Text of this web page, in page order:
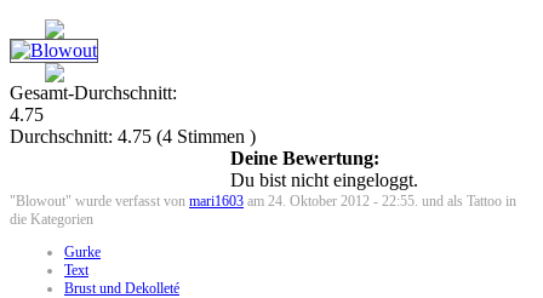
Gesamt-Durchschnitt:
4.75
Durchschnitt: 4.75 (4 Stimmen )
Deine Bewertung:
Du bist nicht eingeloggt.
"Blowout" wurde verfasst von mari1603 am 24. Oktober 2012 - 22:55. und als Tattoo in
die Kategorien
Gurke
Text
Brust und Dekolleté